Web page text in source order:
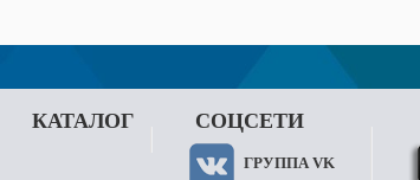
КАТАЛОГ СОЦСЕТИ
ГРУППА VK